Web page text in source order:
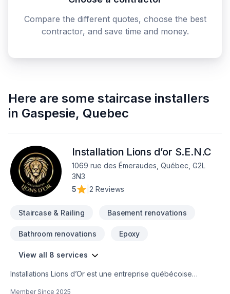
Compare the different quotes, choose the best
contractor, and save time and money.
Here are some staircase installers
in Gaspesie, Quebec
Installation Lions d’or S.E.N.C
1069 rue des Émeraudes, Québec, G2L
3N3
5
2 Reviews
Staircase & Railing Basement renovations
Bathroom renovations Epoxy
View all 8 services
Installations Lions d’Or est une entreprise québécoise
Member Since 2025